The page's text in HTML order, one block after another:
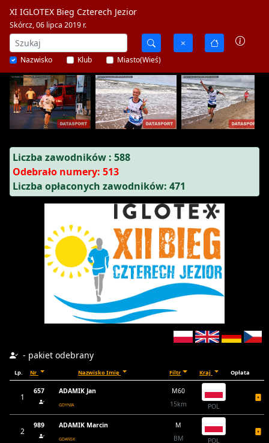
XI IGLOTEX Bieg Czterech Jezior
Skórcz, 06 lipca 2019 r.
Nazwisko Klub Miasto(Wieś)
Liczba zawodników : 588
Odebrało numery: 513
Liczba opłaconych zawodników: 471
- pakiet odebrany
Lp. Nr Nazwisko Imię Filtr Kraj Opłata
1
657 ADAMIK Jan
GDYNIA
M60
15km
POL
2
989 ADAMIK Marcin
GDAŃSK
M
BM
POL